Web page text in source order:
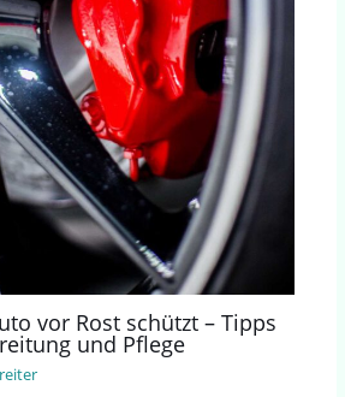
vor Rost schützt – Tipps
und Pflege